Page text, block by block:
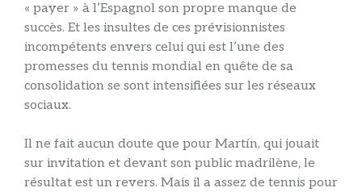
« payer » à l’Espagnol son propre manque de
succès. Et les insultes de ces prévisionnistes
incompétents envers celui qui est l’une des
promesses du tennis mondial en quête de sa
consolidation se sont intensifiées sur les réseaux
sociaux.
Il ne fait aucun doute que pour Martín, qui jouait
sur invitation et devant son public madrilène, le
résultat est un revers. Mais il a assez de tennis pour